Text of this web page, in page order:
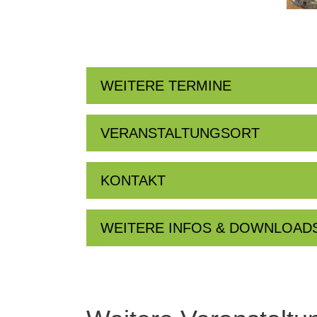
WEITERE TERMINE
VERANSTALTUNGSORT
KONTAKT
WEITERE INFOS &